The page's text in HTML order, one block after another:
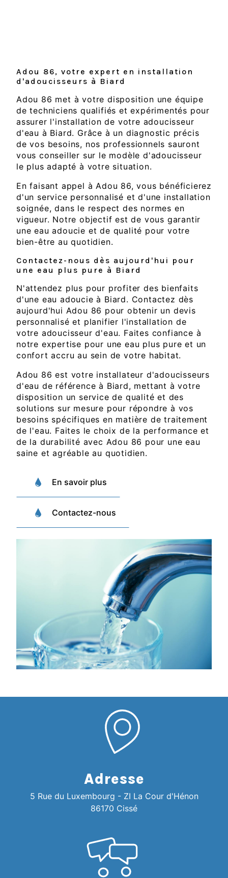
Adou 86, votre expert en installation
d'adoucisseurs à Biard
Adou 86 met à votre disposition une équipe
de techniciens qualifiés et expérimentés pour
assurer l'installation de votre adoucisseur
d'eau à Biard. Grâce à un diagnostic précis
de vos besoins, nos professionnels sauront
vous conseiller sur le modèle d'adoucisseur
le plus adapté à votre situation.
En faisant appel à Adou 86, vous bénéficierez
d'un service personnalisé et d'une installation
soignée, dans le respect des normes en
vigueur. Notre objectif est de vous garantir
une eau adoucie et de qualité pour votre
bien-être au quotidien.
Contactez-nous dès aujourd'hui pour
une eau plus pure à Biard
N'attendez plus pour profiter des bienfaits
d'une eau adoucie à Biard. Contactez dès
aujourd'hui Adou 86 pour obtenir un devis
personnalisé et planifier l'installation de
votre adoucisseur d'eau. Faites confiance à
notre expertise pour une eau plus pure et un
confort accru au sein de votre habitat.
Adou 86 est votre installateur d'adoucisseurs
d'eau de référence à Biard, mettant à votre
disposition un service de qualité et des
solutions sur mesure pour répondre à vos
besoins spécifiques en matière de traitement
de l'eau. Faites le choix de la performance et
de la durabilité avec Adou 86 pour une eau
saine et agréable au quotidien.
En savoir plus
Contactez-nous
Adresse
5 Rue du Luxembourg - ZI La Cour d'Hénon
86170 Cissé